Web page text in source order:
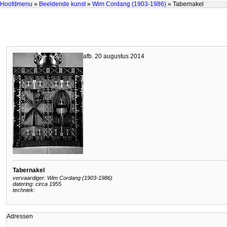
Hoofdmenu » Beeldende kunst» Wim Cordang (1903-1986) » Tabernakel
afb. 20 augustus 2014
Tabernakel
vervaardiger: Wim Cordang (1903-1986)
datering: circa 1955
techniek:
Adressen